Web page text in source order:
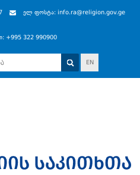
7 ელ ფოსტა: info.ra@religion.gov.ge
+995 322 990900
EN